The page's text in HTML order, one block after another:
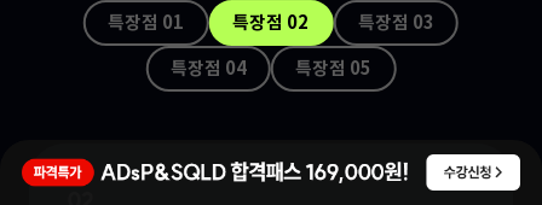
특장점 01 특장점 02 특장점 03
특장점 04 특장점 05